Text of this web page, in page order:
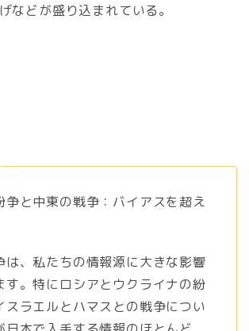
などが盛り込まれている。
争と中東の戦争：バイアスを超え
は、私たちの情報源に大きな影響
す。特にロシアとウクライナの紛
スラエルとハマスとの戦争につい